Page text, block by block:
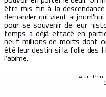
être mis fin à la
demander qui vient
pour se souvenir de leur
temps a déjà effacé en
neuf millions de morts dont
été leur destin si la folie des
l'abîme.
Alain